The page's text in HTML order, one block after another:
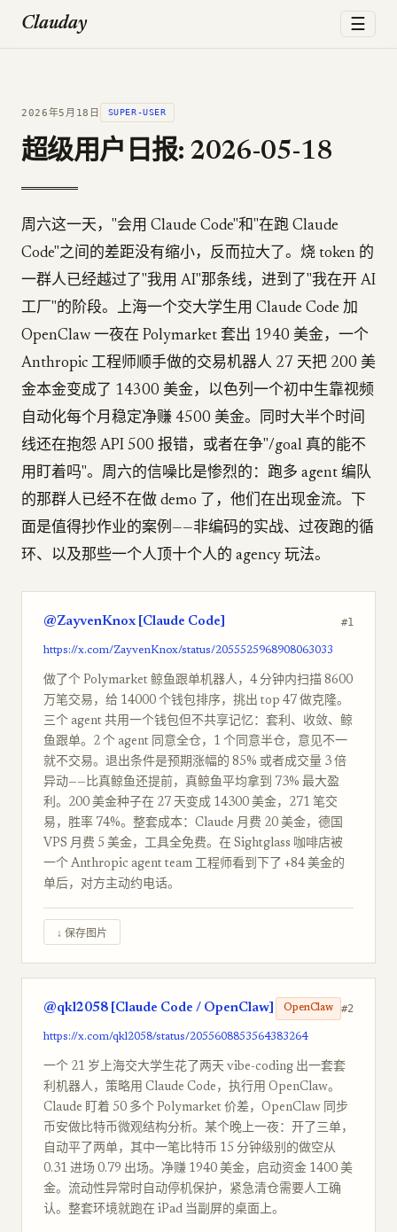
Clauday ☰
2026年5月18日 SUPER-USER
超级用户日报: 2026-05-18
周六这一天，"会用 Claude Code"和"在跑 Claude
Code"之间的差距没有缩小，反而拉大了。烧 token 的
一群人已经越过了"我用 AI"那条线，进到了"我在开 AI
工厂"的阶段。上海一个交大学生用 Claude Code 加
OpenClaw 一夜在 Polymarket 套出 1940 美金，一个
Anthropic 工程师顺手做的交易机器人 27 天把 200 美
金本金变成了 14300 美金，以色列一个初中生靠视频
自动化每个月稳定净赚 4500 美金。同时大半个时间
线还在抱怨 API 500 报错，或者在争"/goal 真的能不
用盯着吗"。周六的信噪比是惨烈的：跑多 agent 编队
的那群人已经不在做 demo 了，他们在出现金流。下
面是值得抄作业的案例——非编码的实战、过夜跑的循
环、以及那些一个人顶十个人的 agency 玩法。
@ZayvenKnox [Claude Code] #1
https://x.com/ZayvenKnox/status/2055525968908063033
做了个 Polymarket 鲸鱼跟单机器人，4 分钟内扫描 8600
万笔交易，给 14000 个钱包排序，挑出 top 47 做克隆。
三个 agent 共用一个钱包但不共享记忆：套利、收敛、鲸
鱼跟单。2 个 agent 同意全仓，1 个同意半仓，意见不一
就不交易。退出条件是预期涨幅的 85% 或者成交量 3 倍
异动——比真鲸鱼还提前，真鲸鱼平均拿到 73% 最大盈
利。200 美金种子在 27 天变成 14300 美金，271 笔交
易，胜率 74%。整套成本：Claude 月费 20 美金，德国
VPS 月费 5 美金，工具全免费。在 Sightglass 咖啡店被
一个 Anthropic agent team 工程师看到下了 +84 美金的
单后，对方主动约电话。
↓ 保存图片
@qkl2058 [Claude Code / OpenClaw] OpenClaw #2
https://x.com/qkl2058/status/2055608853564383264
一个 21 岁上海交大学生花了两天 vibe-coding 出一套套
利机器人，策略用 Claude Code，执行用 OpenClaw。
Claude 盯着 50 多个 Polymarket 价差，OpenClaw 同步
币安做比特币微观结构分析。某个晚上一夜：开了三单，
自动平了两单，其中一笔比特币 15 分钟级别的做空从
0.31 进场 0.79 出场。净赚 1940 美金，启动资金 1400 美
金。流动性异常时自动停机保护，紧急清仓需要人工确
认。整套环境就跑在 iPad 当副屏的桌面上。